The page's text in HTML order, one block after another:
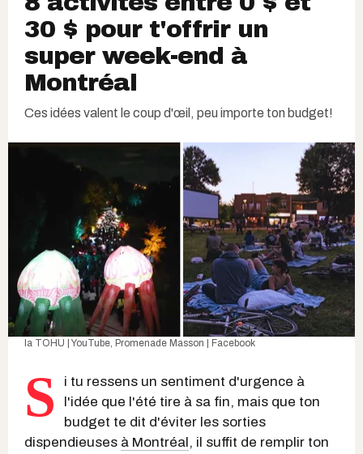
30 $ pour t'offrir un
super week-end à
Montréal
Ces idées valent le coup d'œil, peu importe ton budget!
la TOHU | YouTube, Promenade Masson | Facebook
S
i tu ressens un sentiment d'urgence à
l'idée que l'été tire à sa fin, mais que ton
budget te dit d'éviter les sorties
dispendieuses à Montréal , il suffit de remplir ton